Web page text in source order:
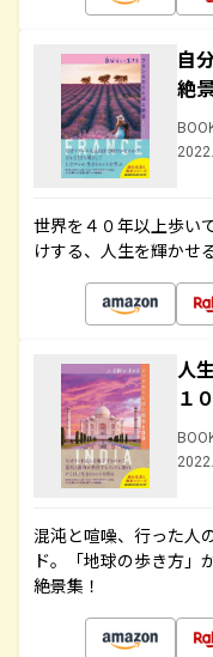
自
絶
世界を４０年以上歩い
けする、人生を輝かせ
人
１
混沌と喧噪、行った人
ド。「地球の歩き方」
絶景集！